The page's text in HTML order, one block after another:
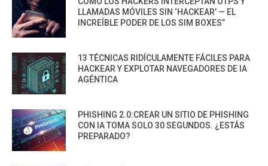
LLAMADAS MÓVILES SIN ‘HACKEAR’ — EL
INCREÍBLE PODER DE LOS SIM BOXES”
13 TÉCNICAS RIDÍCULAMENTE FÁCILES PARA
HACKEAR Y EXPLOTAR NAVEGADORES DE IA
AGÉNTICA
PHISHING 2.0:CREAR UN SITIO DE PHISHING
CON IA TOMA SOLO 30 SEGUNDOS. ¿ESTÁS
PREPARADO?